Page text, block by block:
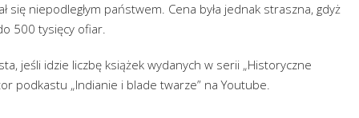
się niepodległym państwem. Cena była jednak straszna, gdyż
500 tysięcy ofiar.
jeśli idzie liczbę książek wydanych w serii „Historyczne
podkastu „Indianie i blade twarze” na Youtube.